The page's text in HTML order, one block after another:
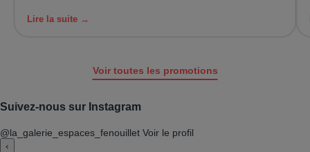
Lire la suite →
Voir toutes les promotions
Suivez-nous sur Instagram
@la_galerie_espaces_fenouillet Voir le profil
‹